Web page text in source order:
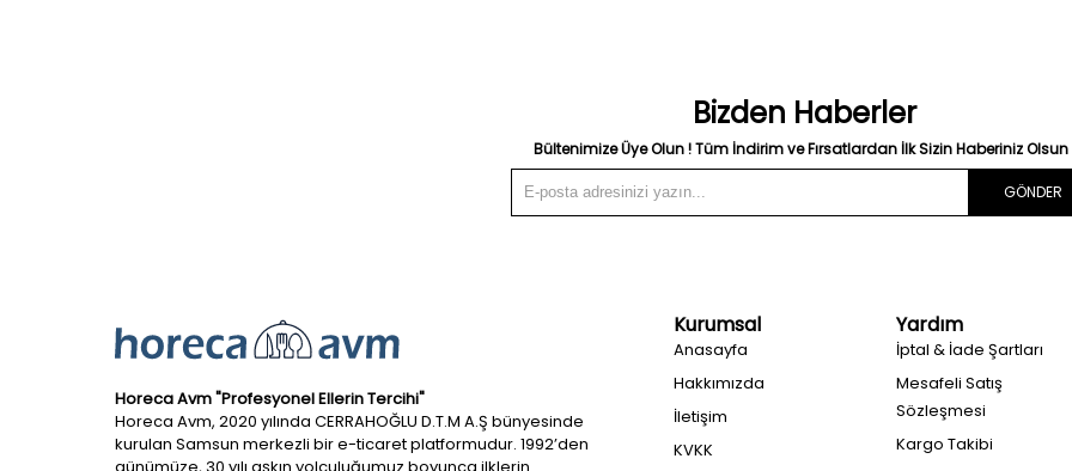
Bizden Haberler
Bültenimize Üye Olun ! Tüm İndirim ve Fırsatlardan İlk Sizin Haberiniz Olsun
GÖNDER
Horeca Avm "Profesyonel Ellerin Tercihi"
Horeca Avm, 2020 yılında CERRAHOĞLU D.T.M A.Ş bünyesinde
kurulan Samsun merkezli bir e-ticaret platformudur. 1992’den
günümüze, 30 yılı aşkın yolculuğumuz boyunca ilklerin
Kurumsal
Anasayfa
Hakkımızda
İletişim
KVKK
Yardım
İptal & İade Şartları
Mesafeli Satış
Sözleşmesi
Kargo Takibi